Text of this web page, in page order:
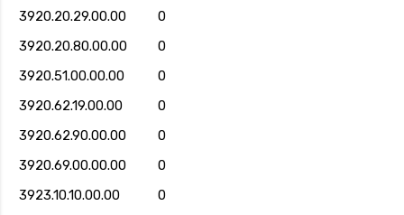
3920.20.29.00.00
0
3920.20.80.00.00
0
3920.51.00.00.00
0
3920.62.19.00.00
0
3920.62.90.00.00
0
3920.69.00.00.00
0
3923.10.10.00.00
0